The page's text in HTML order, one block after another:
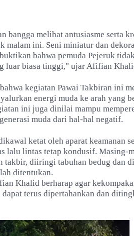
bangga melihat antusiasme serta
malam ini. Seni miniatur dan
bahwa pemuda Pejeruk
luar biasa tinggi," ujar Afifian
kegiatan Pawai Takbiran ini
energi muda ke arah yang
ini juga dinilai mampu
muda dari hal-hal negatif.
ketat oleh aparat keamanan
lalu lintas tetap kondusif. Masing-
takbir, diiringi tabuhan bedug dan
ditentukan.
Khalid berharap agar
terus dipertahankan dan